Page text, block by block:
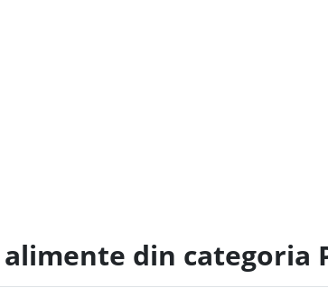
din categoria